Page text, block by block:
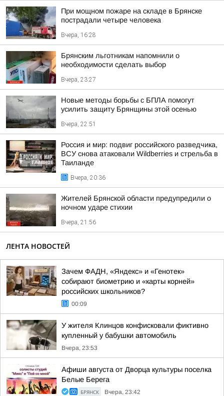
При мощном пожаре на складе в Брянске
пострадали четыре человека
Вчера, 16:28
Брянским льготникам напомнили о
необходимости сделать выбор
Вчера, 23:27
Новые методы борьбы с БПЛА помогут
усилить защиту Брянщины этой осенью
Вчера, 22:51
Россия и мир: подвиг российского разведчика,
ВСУ снова атаковали Wildberries и стрельба в
Таиланде
Вчера, 20:36
Жителей Брянской области предупредили о
ночном ударе стихии
Вчера, 21:56
ЛЕНТА НОВОСТЕЙ
Зачем ФАДН, «Яндекс» и «Генотек»
собирают биометрию и «карты корней»
российских школьников?
00:09
У жителя Клинцов конфисковали фиктивно
купленный у бабушки автомобиль
Вчера, 23:53
Афиши августа от Дворца культуры поселка
Белые Берега
БРЯНСК Вчера, 23:42